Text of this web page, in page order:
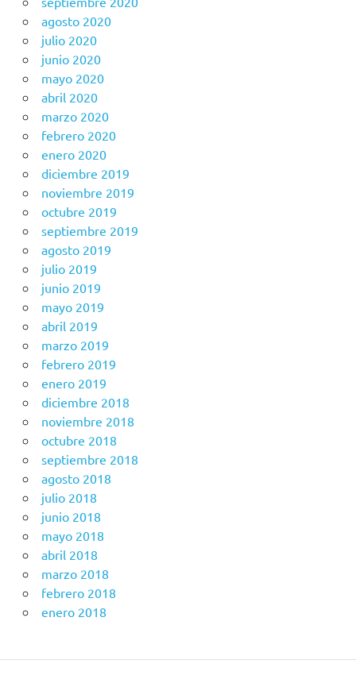
agosto 2020
julio 2020
junio 2020
mayo 2020
abril 2020
marzo 2020
febrero 2020
enero 2020
diciembre 2019
noviembre 2019
octubre 2019
septiembre 2019
agosto 2019
julio 2019
junio 2019
mayo 2019
abril 2019
marzo 2019
febrero 2019
enero 2019
diciembre 2018
noviembre 2018
octubre 2018
septiembre 2018
agosto 2018
julio 2018
junio 2018
mayo 2018
abril 2018
marzo 2018
febrero 2018
enero 2018